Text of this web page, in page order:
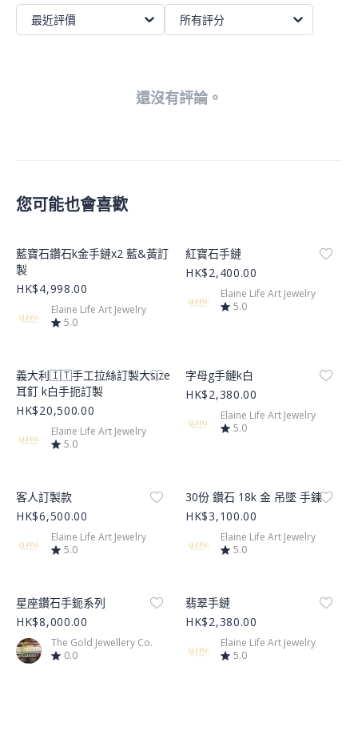
最近評價 所有評分
還沒有評論。
您可能也會喜歡
Product Image
藍寶石鑽石k金手鏈x2 藍&黃訂
製
HK$4,998.00
Elaine Life Art Jewelry
5.0
Product Image
紅寶石手鏈
HK$2,400.00
Elaine Life Art Jewelry
5.0
Product Image
義大利🇮🇹手工拉絲訂製大size
耳釘 k白手扼訂製
HK$20,500.00
Elaine Life Art Jewelry
5.0
Product Image
字母g手鏈k白
HK$2,380.00
Elaine Life Art Jewelry
5.0
Product Image
客人訂製款
HK$6,500.00
Elaine Life Art Jewelry
5.0
Product Image
30份 鑽石 18k 金 吊墜 手鍊
HK$3,100.00
Elaine Life Art Jewelry
5.0
Product Image
星座鑽石手鈪系列
HK$8,000.00
The Gold Jewellery Co.
0.0
Product Image
翡翠手鏈
HK$2,380.00
Elaine Life Art Jewelry
5.0